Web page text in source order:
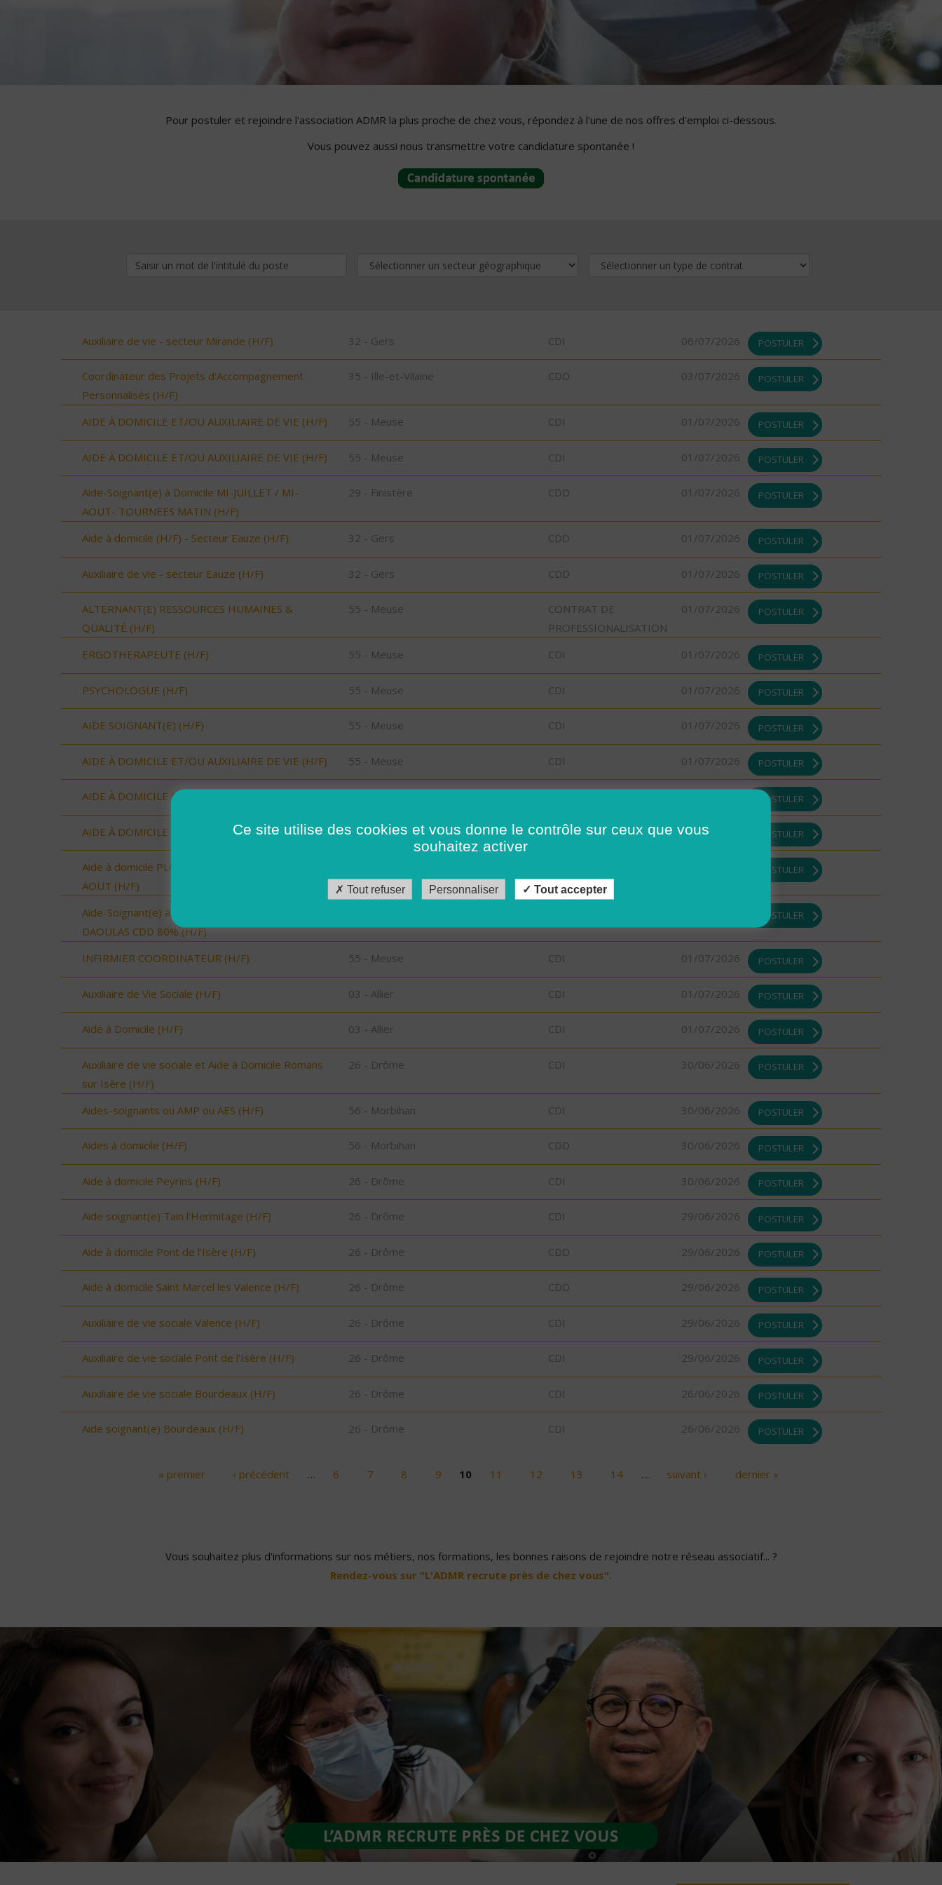
Pour postuler et rejoindre l'association ADMR la plus proche de chez vous, répondez à l'une de nos offres d'emploi ci-dessous.
Vous pouvez aussi nous transmettre votre candidature spontanée !
Auxiliaire de vie - secteur Mirande (H/F) 32 - Gers CDI 06/07/2026 POSTULER
Coordinateur des Projets d'Accompagnement
Personnalisés (H/F)
35 - Ille-et-Vilaine CDD 03/07/2026 POSTULER
AIDE À DOMICILE ET/OU AUXILIAIRE DE VIE (H/F) 55 - Meuse CDI 01/07/2026 POSTULER
AIDE À DOMICILE ET/OU AUXILIAIRE DE VIE (H/F) 55 - Meuse CDI 01/07/2026 POSTULER
Aide-Soignant(e) à Domicile MI-JUILLET / MI-
AOUT- TOURNEES MATIN (H/F)
29 - Finistère CDD 01/07/2026 POSTULER
Aide à domicile (H/F) - Secteur Eauze (H/F) 32 - Gers CDD 01/07/2026 POSTULER
Auxiliaire de vie - secteur Eauze (H/F) 32 - Gers CDD 01/07/2026 POSTULER
ALTERNANT(E) RESSOURCES HUMAINES &
QUALITÉ (H/F)
55 - Meuse
CONTRAT DE
PROFESSIONALISATION
01/07/2026 POSTULER
ERGOTHERAPEUTE (H/F) 55 - Meuse CDI 01/07/2026 POSTULER
PSYCHOLOGUE (H/F) 55 - Meuse CDI 01/07/2026 POSTULER
AIDE SOIGNANT(E) (H/F) 55 - Meuse CDI 01/07/2026 POSTULER
AIDE À DOMICILE ET/OU AUXILIAIRE DE VIE (H/F) 55 - Meuse CDI 01/07/2026 POSTULER
AIDE À DOMICILE ET/OU AUXILIAIRE DE VIE (H/F) POSTULER
AIDE À DOMICILE ET/OU AUXILIAIRE DE VIE (H/F) 55 - Meuse CDI 01/07/2026 POSTULER
Aide à domicile PLOUGASTEL-DAOULAS- CDD
AOUT (H/F)
POSTULER
Aide-Soignant(e) à Domicile PLOUGASTEL-
DAOULAS CDD 80% (H/F)
POSTULER
INFIRMIER COORDINATEUR (H/F) 55 - Meuse CDI 01/07/2026 POSTULER
Auxiliaire de Vie Sociale (H/F) 03 - Allier CDI 01/07/2026 POSTULER
Aide à Domicile (H/F) 03 - Allier CDI 01/07/2026 POSTULER
Auxiliaire de vie sociale et Aide à Domicile Romans
sur Isère (H/F)
26 - Drôme CDI 30/06/2026 POSTULER
Aides-soignants ou AMP ou AES (H/F) 56 - Morbihan CDI 30/06/2026 POSTULER
Aides à domicile (H/F) 56 - Morbihan CDD 30/06/2026 POSTULER
Aide à domicile Peyrins (H/F) 26 - Drôme CDI 30/06/2026 POSTULER
Aide soignant(e) Tain l'Hermitage (H/F) 26 - Drôme CDI 29/06/2026 POSTULER
Aide à domicile Pont de l'Isère (H/F) 26 - Drôme CDD 29/06/2026 POSTULER
Aide à domicile Saint Marcel les Valence (H/F) 26 - Drôme CDD 29/06/2026 POSTULER
Auxiliaire de vie sociale Valence (H/F) 26 - Drôme CDI 29/06/2026 POSTULER
Auxiliaire de vie sociale Pont de l'Isère (H/F) 26 - Drôme CDI 29/06/2026 POSTULER
Auxiliaire de vie sociale Bourdeaux (H/F) 26 - Drôme CDI 26/06/2026 POSTULER
Aide soignant(e) Bourdeaux (H/F) 26 - Drôme CDI 26/06/2026 POSTULER
« premier ‹ précédent … 6 7 8 9 10 11 12 13 14 … suivant › dernier »
Vous souhaitez plus d'informations sur nos métiers, nos formations, les bonnes raisons de rejoindre notre réseau associatif... ?
Rendez-vous sur "L'ADMR recrute près de chez vous".
Ce site utilise des cookies et vous donne le contrôle sur ceux que vous
souhaitez activer
Tout refuser Personnaliser Tout accepter